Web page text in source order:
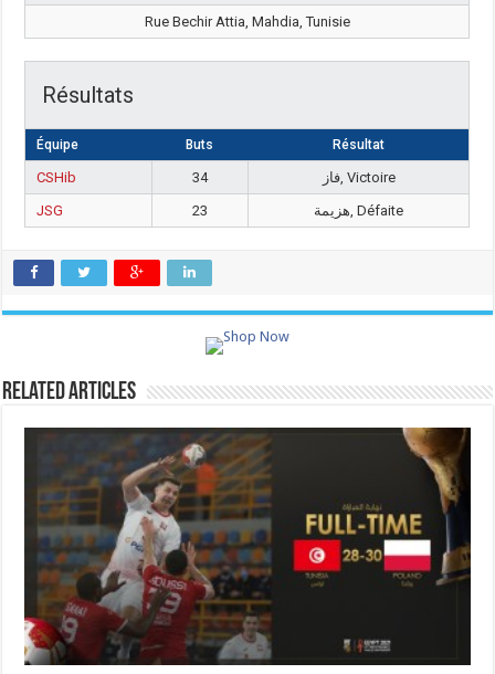
Rue Bechir Attia, Mahdia, Tunisie
Résultats
Équipe Buts Résultat
CSHib 34
فاز, Victoire
JSG
23 هزيمة, Défaite
Related Articles